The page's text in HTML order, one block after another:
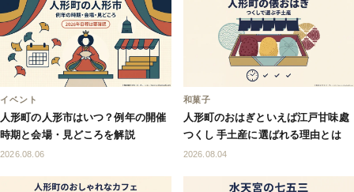
イベント
人形町の人形市はいつ？例年の開催
時期と会場・見どころを解説
2026.08.06
和菓子
人形町のおはぎといえば江戸甘味處
つくし 手土産に選ばれる理由とは
2026.08.04